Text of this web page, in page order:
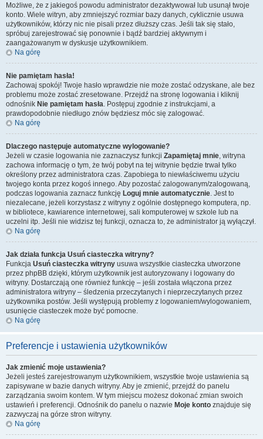
Możliwe, że z jakiegoś powodu administrator dezaktywował lub usunął twoje
konto. Wiele witryn, aby zmniejszyć rozmiar bazy danych, cyklicznie usuwa
użytkowników, którzy nic nie pisali przez dłuższy czas. Jeśli tak się stało,
spróbuj zarejestrować się ponownie i bądź bardziej aktywnym i
zaangażowanym w dyskusje użytkownikiem.
Na górę
Nie pamiętam hasła!
Zachowaj spokój! Twoje hasło wprawdzie nie może zostać odzyskane, ale bez
problemu może zostać zresetowane. Przejdź na stronę logowania i kliknij
odnośnik Nie pamiętam hasła. Postępuj zgodnie z instrukcjami, a
prawdopodobnie niedługo znów będziesz móc się zalogować.
Na górę
Dlaczego następuje automatyczne wylogowanie?
Jeżeli w czasie logowania nie zaznaczysz funkcji Zapamiętaj mnie, witryna
zachowa informację o tym, że twój pobyt na tej witrynie będzie trwał tylko
określony przez administratora czas. Zapobiega to niewłaściwemu użyciu
twojego konta przez kogoś innego. Aby pozostać zalogowanym/zalogowaną,
podczas logowania zaznacz funkcję Loguj mnie automatycznie. Jest to
niezalecane, jeżeli korzystasz z witryny z ogólnie dostępnego komputera, np.
w bibliotece, kawiarence internetowej, sali komputerowej w szkole lub na
uczelni itp. Jeśli nie widzisz tej funkcji, oznacza to, że administrator ją wyłączył.
Na górę
Jak działa funkcja Usuń ciasteczka witryny?
Funkcja Usuń ciasteczka witryny usuwa wszystkie ciasteczka utworzone
przez phpBB dzięki, którym użytkownik jest autoryzowany i logowany do
witryny. Dostarczają one również funkcję – jeśli została włączona przez
administratora witryny – śledzenia przeczytanych i nieprzeczytanych przez
użytkownika postów. Jeśli występują problemy z logowaniem/wylogowaniem,
usunięcie ciasteczek może być pomocne.
Na górę
Preferencje i ustawienia użytkowników
Jak zmienić moje ustawienia?
Jeżeli jesteś zarejestrowanym użytkownikiem, wszystkie twoje ustawienia są
zapisywane w bazie danych witryny. Aby je zmienić, przejdź do panelu
zarządzania swoim kontem. W tym miejscu możesz dokonać zmian swoich
ustawień i preferencji. Odnośnik do panelu o nazwie Moje konto znajduje się
zazwyczaj na górze stron witryny.
Na górę